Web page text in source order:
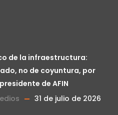
de la infraestructura:
no de coyuntura, por
de AFIN
31 de julio de 2026